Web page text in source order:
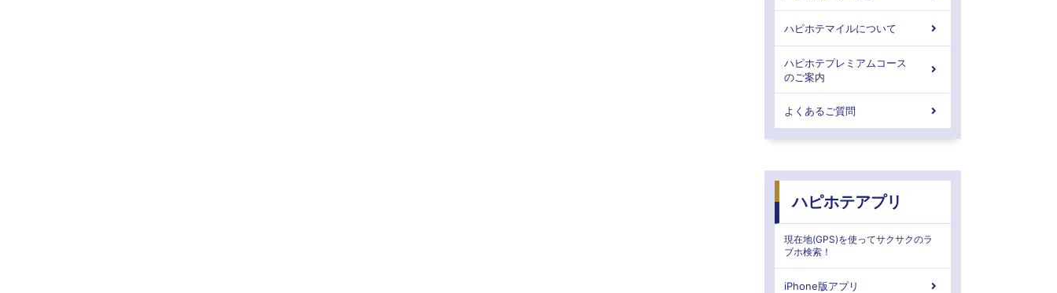
ハピホテマイルについて
ハピホテプレミアムコース
のご案内
よくあるご質問
ハピホテアプリ
現在地(GPS)を使ってサクサクのラ
ブホ検索！
iPhone版アプリ